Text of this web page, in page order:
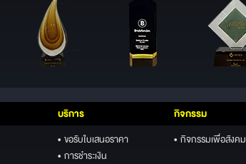
บริการ
• ขอรับใบเสนอราคา
• การชำระเงิน
กิจกรรม
• กิจกรรมเพื่อสังคม